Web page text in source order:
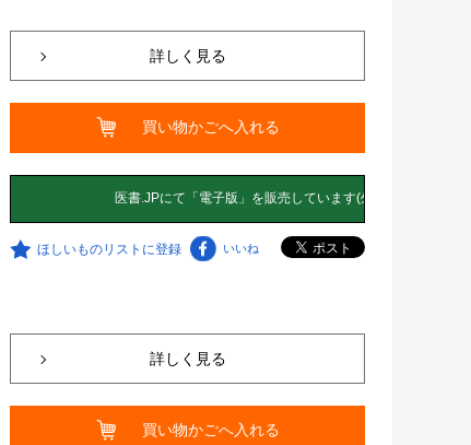
詳しく見る
買い物かごへ入れる
ほしいものリストに登録 いいね
詳しく見る
買い物かごへ入れる